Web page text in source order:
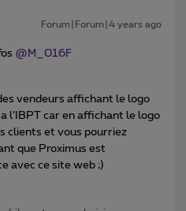
Forum|Forum|4 years ago
@M_016F
vendeurs affichant le logo
l’IBPT car en affichant le logo
clients et vous pourriez
que Proximus est
avec ce site web ;)